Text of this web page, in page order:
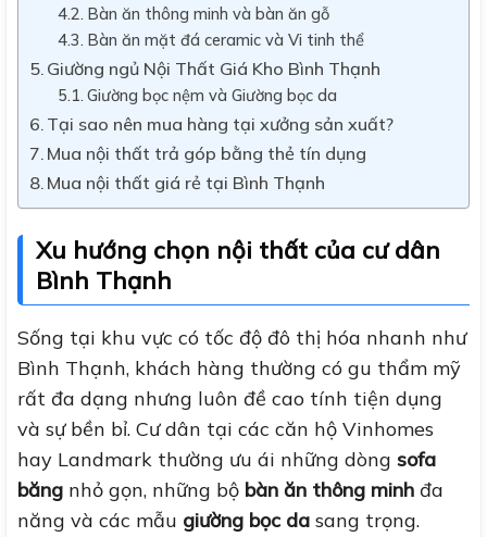
Bàn ăn thông minh và bàn ăn gỗ
Bàn ăn mặt đá ceramic và Vi tinh thể
Giường ngủ Nội Thất Giá Kho Bình Thạnh
Giường bọc nệm và Giường bọc da
Tại sao nên mua hàng tại xưởng sản xuất?
Mua nội thất trả góp bằng thẻ tín dụng
Mua nội thất giá rẻ tại Bình Thạnh
Xu hướng chọn nội thất của cư dân
Bình Thạnh
Sống tại khu vực có tốc độ đô thị hóa nhanh như
Bình Thạnh, khách hàng thường có gu thẩm mỹ
rất đa dạng nhưng luôn đề cao tính tiện dụng
và sự bền bỉ. Cư dân tại các căn hộ Vinhomes
hay Landmark thường ưu ái những dòng sofa
băng nhỏ gọn, những bộ bàn ăn thông minh đa
năng và các mẫu giường bọc da sang trọng.